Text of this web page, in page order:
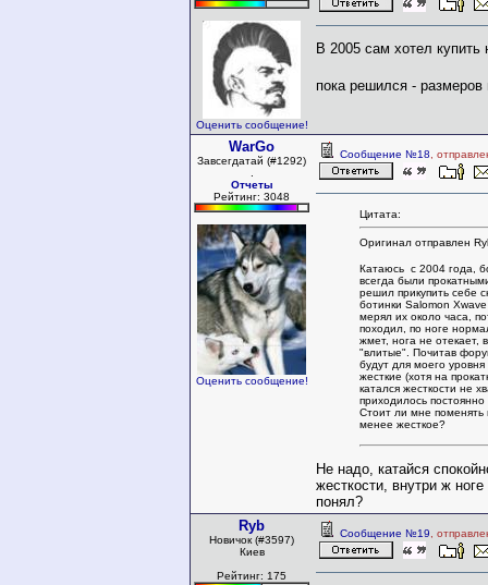
Оценить сообщение!
В 2005 сам хотел купить
пока решился -
WarGo
Завсегдатай (#1292)
Отчеты
Рейтинг: 3048
Оценить сообщение!
Сообщение №18 ,
Цитата:
Оригинал отправлен
Катаюсь с 2004 года,
всегда были
решил прикупить себе
ботинки Salomon
мерял их около часа,
походил, по ноге
жмет, нога не отекает,
"влитые". Почитав
будут для моего
жесткие (хотя на
катался жесткости не
приходилось постоянно
Стоит ли мне поменять
менее жесткое?
Не надо, катайся
жесткости, внутри ж
понял?
Ryb
Новичок (#3597)
Киев
Рейтинг: 175
Сообщение №19 ,